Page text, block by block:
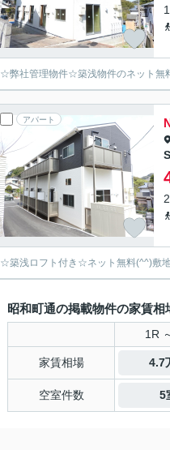
☆弊社管理物件☆築浅物件のネット無
アパート
☆築浅ロフト付き☆ネット無料(^^)敷
昭和町通の掲載物件の家賃相
1R
家賃相場 4.7
空室件数 5